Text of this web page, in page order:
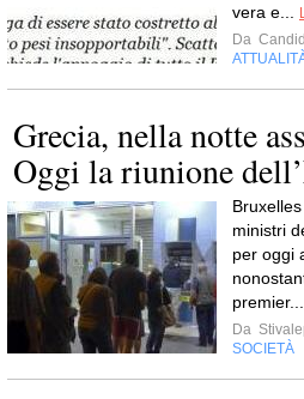
vera e...
Da
Grecia, nella notte
Oggi la riunione
ministri
per oggi
premier...
Da
SOCIETÀ